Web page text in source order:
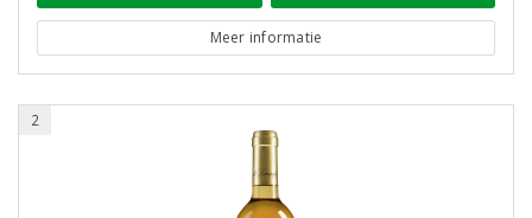
Meer informatie
2